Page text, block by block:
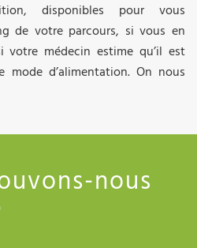
disponibles pour vous
de votre parcours, si vous en
votre médecin estime qu’il est
mode d’alimentation. On nous
nous